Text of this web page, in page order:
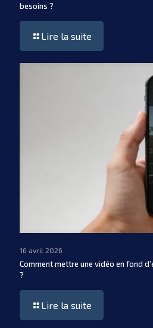
besoins ?
Lire la suite
16 avril 2026
Comment mettre une vidéo en fond
?
Lire la suite